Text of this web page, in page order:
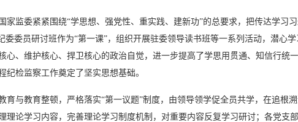
监委紧紧围绕“学思想、强党性、重实践、建新功”的总要求，把传达学习
委委员研讨班作为“第一课”，组织开展驻委领导读书班等一系列活动，潜心
心、维护核心、捍卫核心的政治自觉，进一步提高了学思用贯通、知信行统
纪检监察工作奠定了坚实思想基础。
与教育整顿，严格落实“第一议题”制度，由领导领学促全员共学，在追根
理论学习内容，完善理论学习制度机制，对重要内容反复学习研讨；各党支